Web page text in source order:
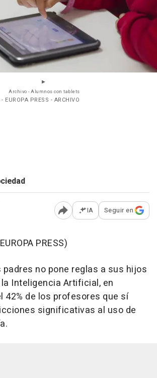
Archivo - Alumnos con tablets
- EUROPA PRESS - ARCHIVO
Abrir opciones para
IA Seguir en
PRESS)
padres no pone reglas a sus hijos
Inteligencia Artificial, en
42% de los profesores que sí
significativas al uso de